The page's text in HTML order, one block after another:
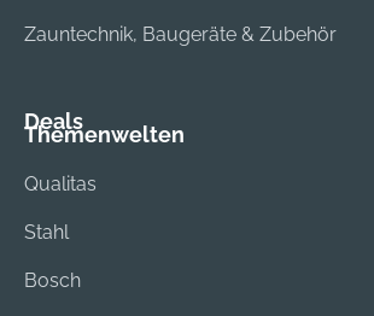
Zauntechnik, Baugeräte & Zubehör
Deals
Themenwelten
Qualitas
Stahl
Bosch